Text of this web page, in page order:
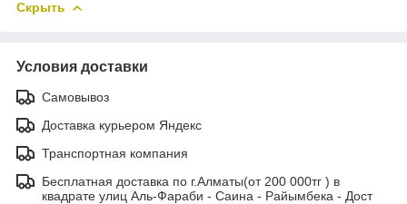
Скрыть
Условия доставки
Самовывоз
Доставка курьером Яндекс
Транспортная компания
Бесплатная доставка по г.Алматы(от 200 000тг ) в
квадрате улиц Аль-Фараби - Саина - Райымбека - Дост